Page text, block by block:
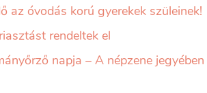
az óvodás korú gyerekek szüleinek!
rendeltek el
napja – A népzene jegyében